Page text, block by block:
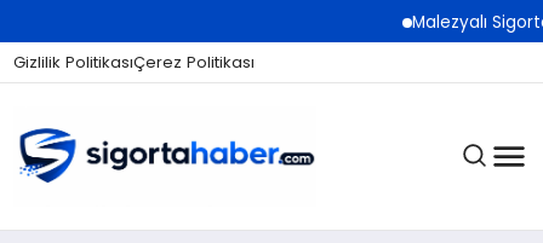
Malezyalı Sigorta
Gizlilik PolitikasıÇerez Politikası